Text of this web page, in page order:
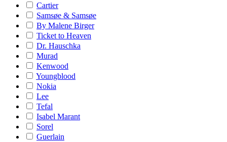
Cartier
Samsøe & Samsøe
By Malene Birger
Ticket to Heaven
Dr. Hauschka
Murad
Kenwood
Youngblood
Nokia
Lee
Tefal
Isabel Marant
Sorel
Guerlain